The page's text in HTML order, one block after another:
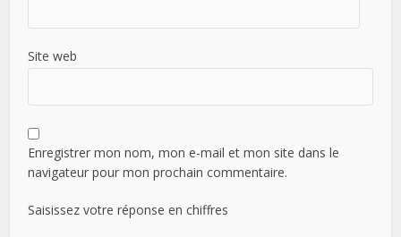
Site web
Enregistrer mon nom, mon e-mail et mon site dans le
navigateur pour mon prochain commentaire.
Saisissez votre réponse en chiffres